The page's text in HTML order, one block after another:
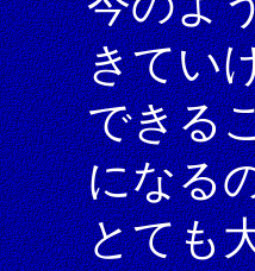
きてい
できる
になる
とても